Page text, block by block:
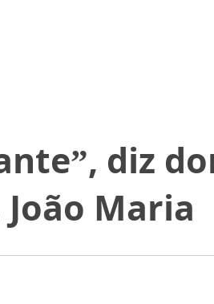
diz
Maria